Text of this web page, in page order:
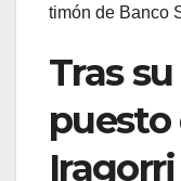
timón de Banco
Tras
puesto